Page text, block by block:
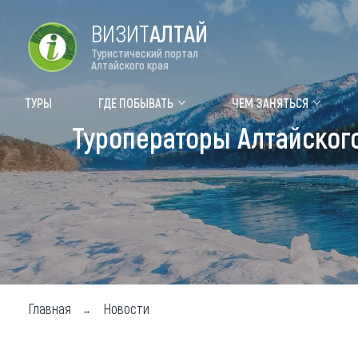
Форум VISIT ALTAI
Туры Где
Топ
ВИЗИТАЛТАЙ
Туристический портал
Алтайского края
ТУРЫ ГДЕ ПОБЫВАТЬ ЧЕМ ЗАНЯТЬСЯ
Туроператоры
Главная Новости